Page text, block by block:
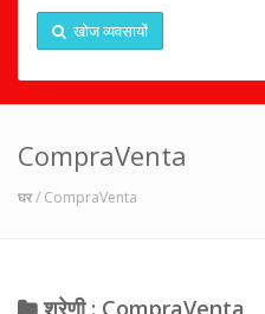
खोज व्यवसायों
CompraVenta
घर/ CompraVenta
श्रेणी : CompraVenta